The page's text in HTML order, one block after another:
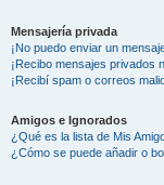
Mensajería privada
¡No puedo enviar un
¡Recibo mensajes privados
¡Recibí spam o correos
Amigos e Ignorados
¿Qué es la lista de Mis
¿Cómo se puede añadir o